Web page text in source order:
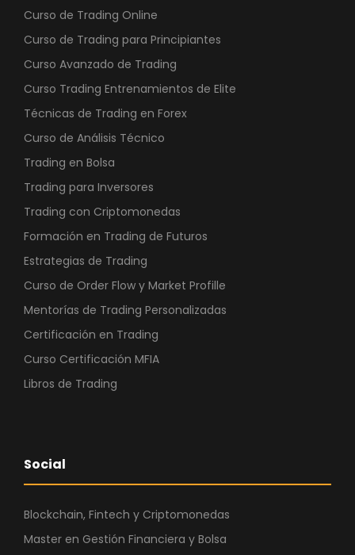
Curso de Trading Online
Curso de Trading para Principiantes
Curso Avanzado de Trading
Curso Trading Entrenamientos de Elite
Técnicas de Trading en Forex
Curso de Análisis Técnico
Trading en Bolsa
Trading para Inversores
Trading con Criptomonedas
Formación en Trading de Futuros
Estrategias de Trading
Curso de Order Flow y Market Profille
Mentorías de Trading Personalizadas
Certificación en Trading
Curso Certificación MFIA
Libros de Trading
Social
Blockchain, Fintech y Criptomonedas
Master en Gestión Financiera y Bolsa